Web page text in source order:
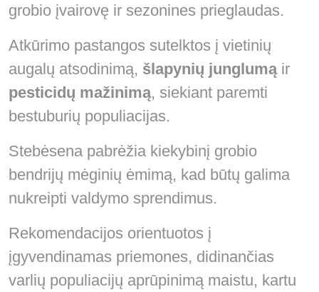
grobio įvairovę ir sezonines prieglaudas.
Atkūrimo pastangos sutelktos į vietinių
augalų atsodinimą, šlapynių junglumąir
pesticidų mažinimą, siekiant paremti
bestuburių populiacijas.
Stebėsena pabrėžia kiekybinį grobio
bendrijų mėginių ėmimą, kad būtų galima
nukreipti valdymo sprendimus.
Rekomendacijos orientuotos į
įgyvendinamas priemones, didinančias
varlių populiacijų aprūpinimą maistu, kartu